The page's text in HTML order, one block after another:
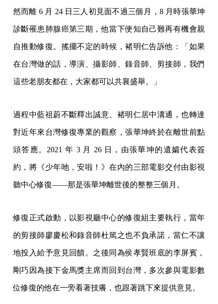
然而離 6 月 24 日三人初見面不過三個月，8 月時張華坤
診斷罹患肺腺癌第三期，他當下便知自己難再有機會親
自推動修復。搖擺不定的時候，褚明仁告訴他：「如果
在台灣做的話，導演、攝影師、錄音師、剪接師，我們
這些老朋友都在，大家都可以共襄盛舉。」
過程中藍祖蔚不斷釋出誠意、褚明仁居中溝通，也轉達
對近年來台灣修復專業的觀察，張華坤終於在離世前點
頭答應。2021 年 3 月 26 日，由張華坤的遺孀代表簽
約，將《少年吔，安啦！》在內的三部電影交付由影視
聽中心修復——那是張華坤離世後的整整三個月。
修復正式啟動，以影視廳中心的修復組主要執行，當年
的剪接師廖慶松和錄音師杜篤之也不負承諾，當仁不讓
地投入給予意見回饋。之後同為侯孝賢班底的李屏賓，
剛巧因為接下金馬獎主席而回到台灣，多次參與電影數
位修復的他在一旁看著技癢，也跟著跳下來提供意見。